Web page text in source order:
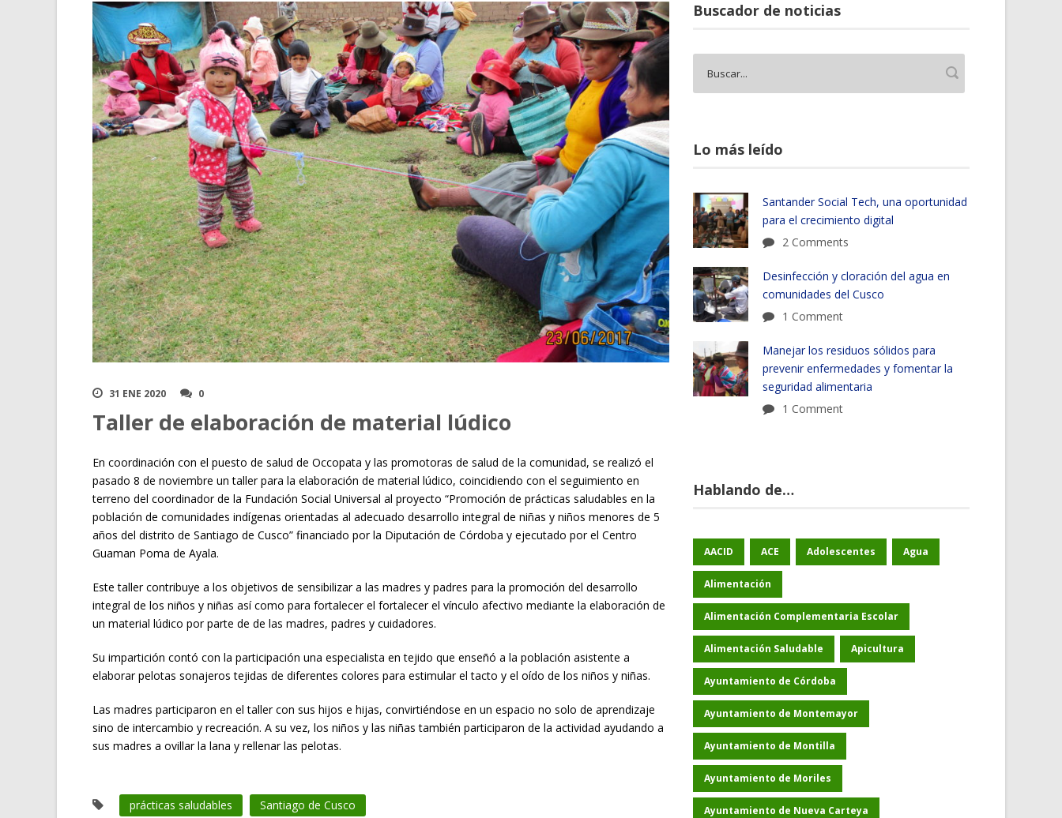
31 ENE 2020 0
Taller de elaboración de material lúdico
En coordinación con el puesto de salud de Occopata y las promotoras de salud de la comunidad, se realizó el
pasado 8 de noviembre un taller para la elaboración de material lúdico, coincidiendo con el seguimiento en
terreno del coordinador de la Fundación Social Universal al proyecto “Promoción de prácticas saludables en la
población de comunidades indígenas orientadas al adecuado desarrollo integral de niñas y niños menores de 5
años del distrito de Santiago de Cusco” financiado por la Diputación de Córdoba y ejecutado por el Centro
Guaman Poma de Ayala.
Este taller contribuye a los objetivos de sensibilizar a las madres y padres para la promoción del desarrollo
integral de los niños y niñas así como para fortalecer el fortalecer el vínculo afectivo mediante la elaboración de
un material lúdico por parte de de las madres, padres y cuidadores.
Su impartición contó con la participación una especialista en tejido que enseñó a la población asistente a
elaborar pelotas sonajeros tejidas de diferentes colores para estimular el tacto y el oído de los niños y niñas.
Las madres participaron en el taller con sus hijos e hijas, convirtiéndose en un espacio no solo de aprendizaje
sino de intercambio y recreación. A su vez, los niños y las niñas también participaron de la actividad ayudando a
sus madres a ovillar la lana y rellenar las pelotas.
prácticas saludables Santiago de Cusco
Buscador de noticias
Lo más leído
Santander Social Tech, una oportunidad
para el crecimiento digital
2 Comments
Desinfección y cloración del agua en
comunidades del Cusco
1 Comment
Manejar los residuos sólidos para
prevenir enfermedades y fomentar la
seguridad alimentaria
1 Comment
Hablando de…
AACID ACE Adolescentes Agua
Alimentación
Alimentación Complementaria Escolar
Alimentación Saludable Apicultura
Ayuntamiento de Córdoba
Ayuntamiento de Montemayor
Ayuntamiento de Montilla
Ayuntamiento de Moriles
Ayuntamiento de Nueva Carteya